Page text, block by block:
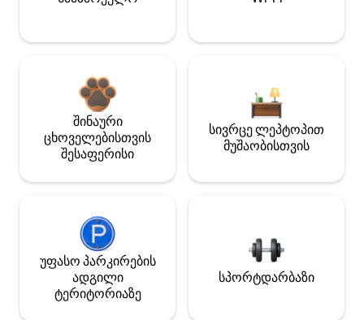
შინაური
ცხოველებისთვის
შესაფერისი
სივრცე ლეპტოპით
მუშაობისთვის
უფასო პარკირების
ადგილი
ტერიტორიაზე
სპორტდარბაზი